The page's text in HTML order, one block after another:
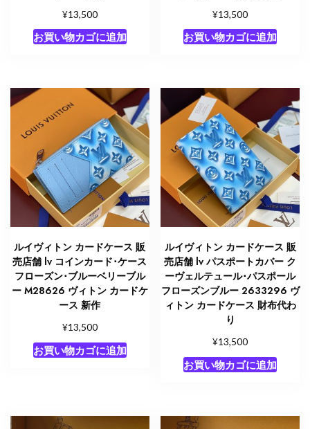
¥13,500
お買い物カゴに追加
¥13,500
お買い物カゴに追加
ルイヴィトン カードケース 販
売店舗 lv コインカード･ケース
フローズン･ブルーベリーブル
ー M28626 ヴィトン カードケ
ース 新作
¥13,500
お買い物カゴに追加
ルイヴィトン カードケース 販
売店舗 lv パスポートカバー ク
ーヴェルテュール･パスポール
フローズンブルー 2633296 ヴ
ィトン カードケース 財布代わ
り
¥13,500
お買い物カゴに追加